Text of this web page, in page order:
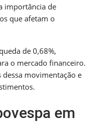
importância de
que afetam o
de 0,68%,
o mercado financeiro.
movimentação e
em